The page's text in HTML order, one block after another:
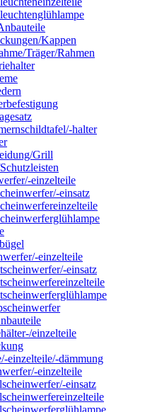
Kappen
Träger/Rahmen
halter
Grill
einzelteile
einsatz
einzelteile
einsatz
einzelteile
einzelteile/-dämmung
einzelteile
einsatz